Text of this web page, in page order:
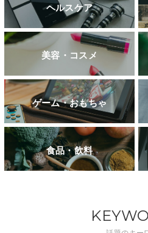
ヘルスケア
美容・コスメ
ゲーム・おもちゃ
食品・飲料